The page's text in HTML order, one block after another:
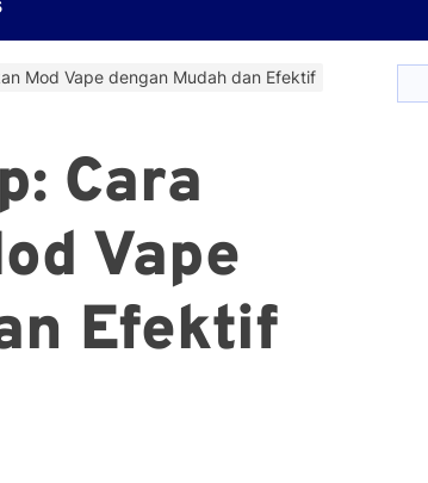
Mod Vape dengan Mudah dan Efektif
Cara
Vape
Efektif